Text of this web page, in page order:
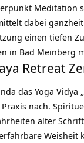
Meditation
dabei
einen tiefen
in Bad Meinberg
Retreat
das Yoga Vidya
nach.
alter
Weisheit